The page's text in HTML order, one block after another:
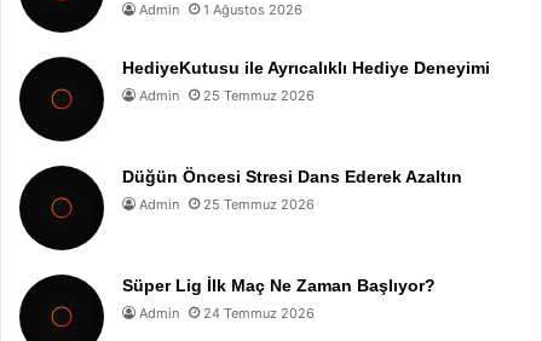
Admin 1 Ağustos 2026
HediyeKutusu ile Ayrıcalıklı Hediye Deneyimi
Admin 25 Temmuz 2026
Düğün Öncesi Stresi Dans Ederek Azaltın
Admin 25 Temmuz 2026
Süper Lig İlk Maç Ne Zaman Başlıyor?
Admin 24 Temmuz 2026